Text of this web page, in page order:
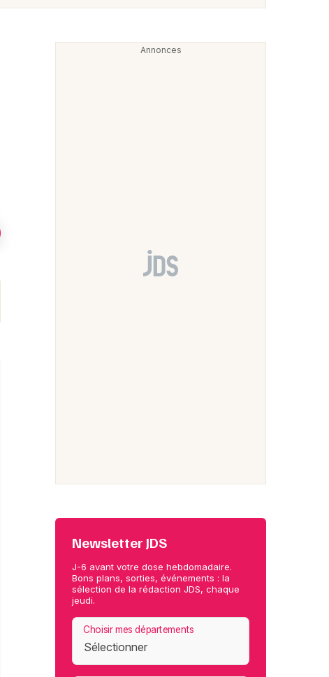
Newsletter JDS
J-6 avant votre dose hebdomadaire.
Bons plans, sorties, événements : la
sélection de la rédaction JDS, chaque
jeudi.
Choisir mes départements